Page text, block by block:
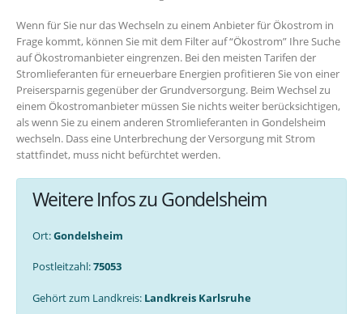
Wenn für Sie nur das Wechseln zu einem Anbieter für Ökostrom in
Frage kommt, können Sie mit dem Filter auf “Ökostrom” Ihre Suche
auf Ökostromanbieter eingrenzen. Bei den meisten Tarifen der
Stromlieferanten für erneuerbare Energien profitieren Sie von einer
Preisersparnis gegenüber der Grundversorgung. Beim Wechsel zu
einem Ökostromanbieter müssen Sie nichts weiter berücksichtigen,
als wenn Sie zu einem anderen Stromlieferanten in Gondelsheim
wechseln. Dass eine Unterbrechung der Versorgung mit Strom
stattfindet, muss nicht befürchtet werden.
Weitere Infos zu Gondelsheim
Ort:Gondelsheim
Postleitzahl:75053
Gehört zum Landkreis: Landkreis Karlsruhe